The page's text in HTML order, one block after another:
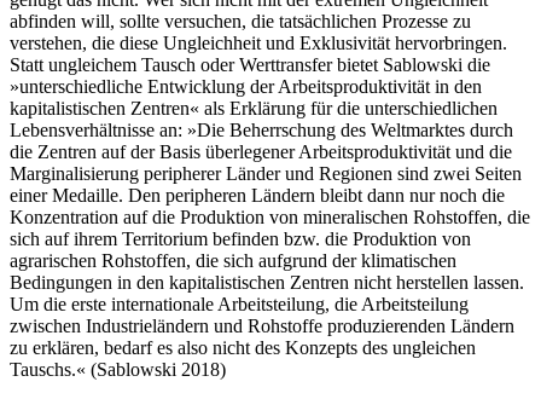
abfinden will, sollte versuchen, die tatsächlichen Prozesse zu
verstehen, die diese Ungleichheit und Exklusivität hervorbringen.
Statt ungleichem Tausch oder Werttransfer bietet Sablowski die
»unterschiedliche Entwicklung der Arbeitsproduktivität in den
kapitalistischen Zentren« als Erklärung für die unterschiedlichen
Lebensverhältnisse an: »Die Beherrschung des Weltmarktes durch
die Zentren auf der Basis überlegener Arbeitsproduktivität und die
Marginalisierung peripherer Länder und Regionen sind zwei Seiten
einer Medaille. Den peripheren Ländern bleibt dann nur noch die
Konzentration auf die Produktion von mineralischen Rohstoffen, die
sich auf ihrem Territorium befinden bzw. die Produktion von
agrarischen Rohstoffen, die sich aufgrund der klimatischen
Bedingungen in den kapitalistischen Zentren nicht herstellen lassen.
Um die erste internationale Arbeitsteilung, die Arbeitsteilung
zwischen Industrieländern und Rohstoffe produzierenden Ländern
zu erklären, bedarf es also nicht des Konzepts des ungleichen
Tauschs.« (Sablowski 2018)